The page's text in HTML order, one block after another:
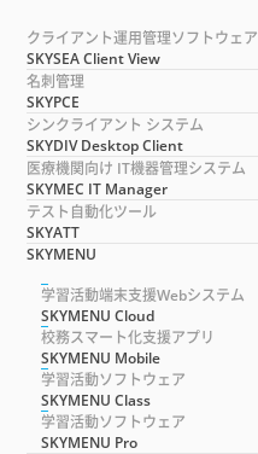
クライアント運用管理ソフトウェア
SKYSEA Client View
名刺管理
SKYPCE
シンクライアント システム
SKYDIV Desktop Client
医療機関向け IT機器管理システム
SKYMEC IT Manager
テスト自動化ツール
SKYATT
SKYMENU
学習活動端末支援Webシステム
SKYMENU Cloud
校務スマート化支援アプリ
SKYMENU Mobile
学習活動ソフトウェア
SKYMENU Class
学習活動ソフトウェア
SKYMENU Pro